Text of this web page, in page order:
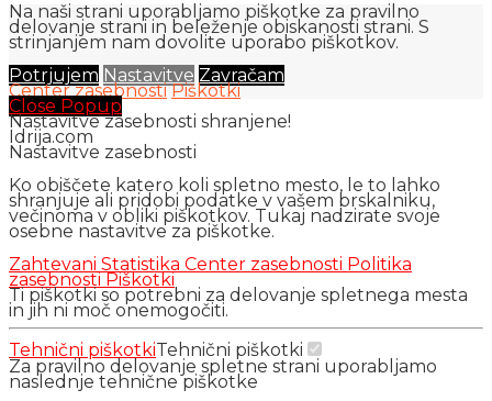
Na naši strani uporabljamo piškotke za pravilno
delovanje strani in beleženje obiskanosti strani. S
strinjanjem nam dovolite uporabo piškotkov.
Potrjujem Nastavitve Zavračam
Center zasebnosti Piškotki
Close Popup
Nastavitve zasebnosti shranjene!
Idrija.com
Nastavitve zasebnosti
Ko obiščete katero koli spletno mesto, le to lahko
shranjuje ali pridobi podatke v vašem brskalniku,
večinoma v obliki piškotkov. Tukaj nadzirate svoje
osebne nastavitve za piškotke.
Zahtevani Statistika Center zasebnosti Politika
zasebnosti Piškotki
Ti piškotki so potrebni za delovanje spletnega mesta
in jih ni moč onemogočiti.
Tehnični piškotkiTehnični piškotki
Za pravilno delovanje spletne strani uporabljamo
naslednje tehnične piškotke